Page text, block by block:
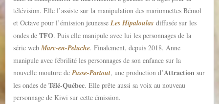
télévision. Elle l’assiste sur la manipulation des marionnettes Bémol
et Octave pour l’émission jeunesseLes Hipaloulas diffusée sur les
ondes deTFO. Puis elle manipule avec lui les personnages de la
série webMarc-en-Peluche. Finalement, depuis 2018, Anne
manipule avec fébrilité les personnages de son enfance sur la
nouvelle mouture dePasse-Partout, une production d’Attraction sur
les ondes deTélé-Québec. Elle prête aussi sa voix au nouveau
personnage de Kiwi sur cette émission.